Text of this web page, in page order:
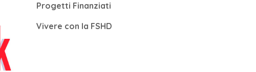
Progetti Finanziati
Vivere con la FSHD